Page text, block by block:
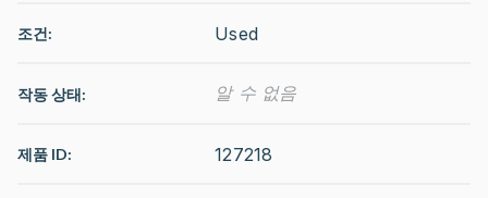
조건: Used
작동 상태: 알 수 없음
제품 ID: 127218